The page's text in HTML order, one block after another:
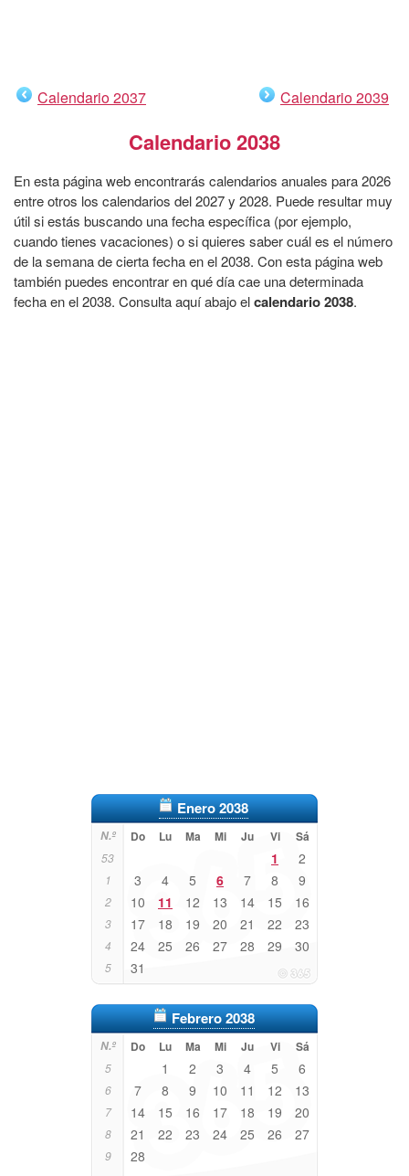
Calendario 2037 Calendario 2039
Calendario 2038
En esta página web encontrarás calendarios anuales para 2026
entre otros los calendarios del 2027 y 2028. Puede resultar muy
útil si estás buscando una fecha específica (por ejemplo,
cuando tienes vacaciones) o si quieres saber cuál es el número
de la semana de cierta fecha en el 2038. Con esta página web
también puedes encontrar en qué día cae una determinada
fecha en el 2038. Consulta aquí abajo elcalendario 2038.
Enero 2038
N.º Do Lu Ma Mi Ju Vi Sá
53 1 2
1 3 4 5 6 7 8 9
2 10 11 12 13 14 15 16
3 17 18 19 20 21 22 23
4 24 25 26 27 28 29 30
5 31
Febrero 2038
N.º Do Lu Ma Mi Ju Vi Sá
5 1 2 3 4 5 6
6 7 8 9 10 11 12 13
7 14 15 16 17 18 19 20
8 21 22 23 24 25 26 27
9 28